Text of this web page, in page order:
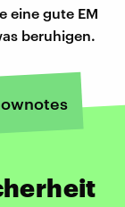
eine gute EM
beruhigen.